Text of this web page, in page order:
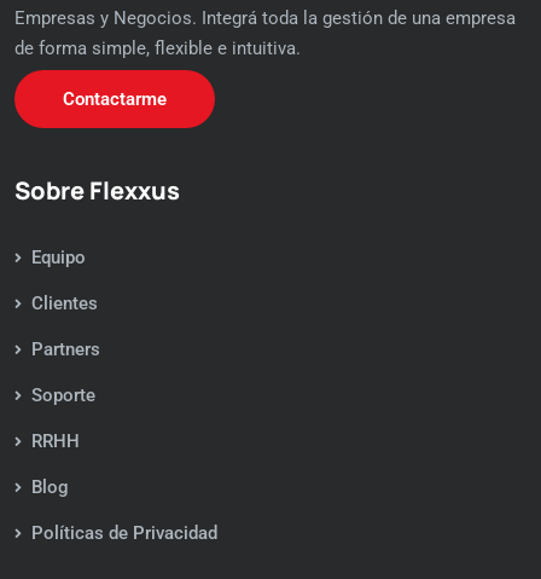
Empresas y Negocios. Integrá toda la gestión de una empresa
de forma simple, flexible e intuitiva.
Contactarme
Sobre Flexxus
Equipo
Clientes
Partners
Soporte
RRHH
Blog
Políticas de Privacidad